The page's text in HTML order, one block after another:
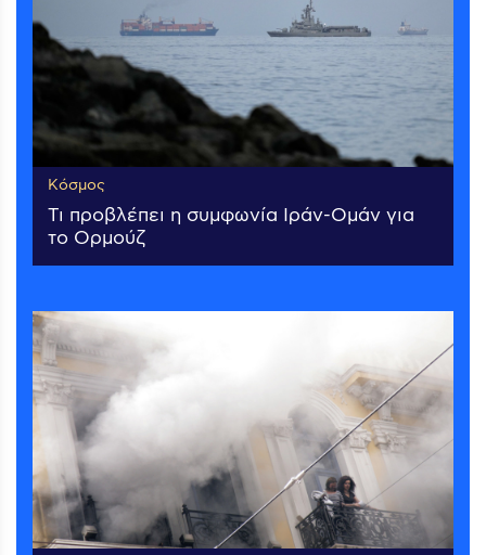
Κόσμος
Τι προβλέπει η συμφωνία Ιράν-Ομάν για
το Ορμούζ